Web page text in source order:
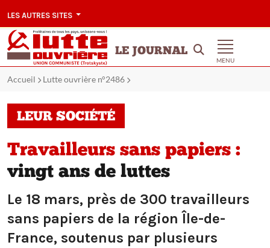
LES AUTRES SITES
LE JOURNAL
MENU
Accueil Lutte ouvrière n°2486
LEUR SOCIÉTÉ
Travailleurs sans papiers :
vingt ans de luttes
Le 18 mars, près de 300 travailleurs
sans papiers de la région Île-de-
France, soutenus par plusieurs